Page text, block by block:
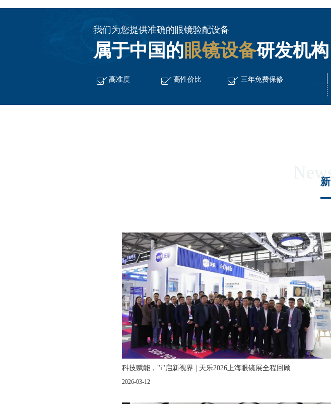
我们为您提供准确的眼镜验配设备
属于中国的眼镜设备研发机构
高准度 高性价比 三年免费保修
科技赋能，"i"启新视界 | 天乐2026上海眼镜展全程回顾
2026-03-12